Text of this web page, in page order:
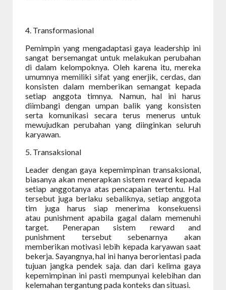
4. Transformasional
Pemimpin yang mengadaptasi gaya leadership ini
sangat bersemangat untuk melakukan perubahan
di dalam kelompoknya. Oleh karena itu, mereka
umumnya memiliki sifat yang enerjik, cerdas, dan
konsisten dalam memberikan semangat kepada
setiap anggota timnya.
Namun, hal ini harus
diimbangi dengan umpan balik yang konsisten
serta komunikasi secara terus menerus untuk
mewujudkan perubahan yang diinginkan seluruh
karyawan.
5. Transaksional
Leader dengan gaya kepemimpinan transaksional,
biasanya akan menerapkan sistem reward kepada
setiap anggotanya atas pencapaian tertentu. Hal
tersebut juga berlaku sebaliknya, setiap anggota
tim juga harus siap menerima konsekuensi
atau punishment apabila gagal dalam memenuhi
target.
Penerapan sistem reward and
punishment tersebut sebenarnya akan
memberikan motivasi lebih kepada karyawan saat
bekerja. Sayangnya, hal ini hanya berorientasi pada
tujuan jangka pendek saja. dan dari kelima gaya
kepemimpinan ini pasti mempunyai kelebihan dan
kelemahan tergantung pada konteks dan situasi.